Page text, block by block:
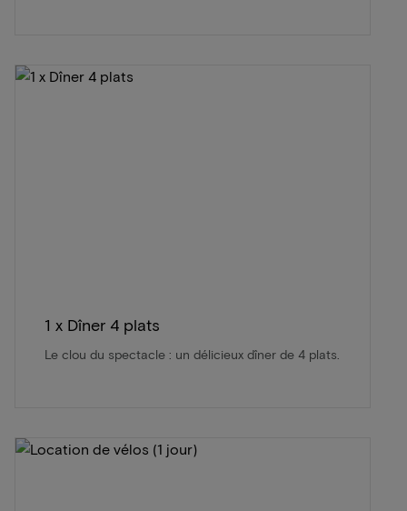
1 x Dîner 4 plats
Le clou du spectacle : un délicieux dîner de 4 plats.